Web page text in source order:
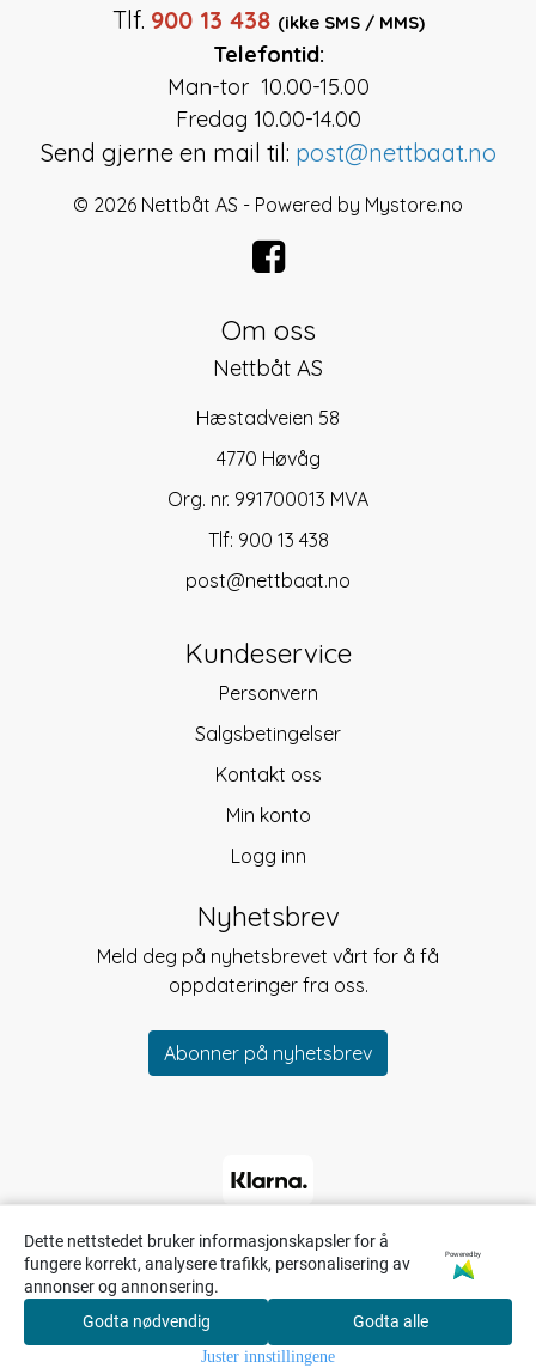
Tlf. 900 13 438 (ikke SMS / MMS)
Telefontid:
Man-tor 10.00-15.00
Fredag 10.00-14.00
Send gjerne en mail til: post@nettbaat.no
© 2026 Nettbåt AS - Powered by Mystore.no
Om oss
Nettbåt AS
Hæstadveien 58
4770 Høvåg
Org. nr. 991700013 MVA
Tlf: 900 13 438
post@nettbaat.no
Kundeservice
Personvern
Salgsbetingelser
Kontakt oss
Min konto
Logg inn
Nyhetsbrev
Meld deg på nyhetsbrevet vårt for å få
oppdateringer fra oss.
Abonner på nyhetsbrev
Dette nettstedet bruker informasjonskapsler for å
fungere korrekt, analysere trafikk, personalisering av
annonser og annonsering.
Powered by
Godta nødvendig Godta alle
Juster innstillingene